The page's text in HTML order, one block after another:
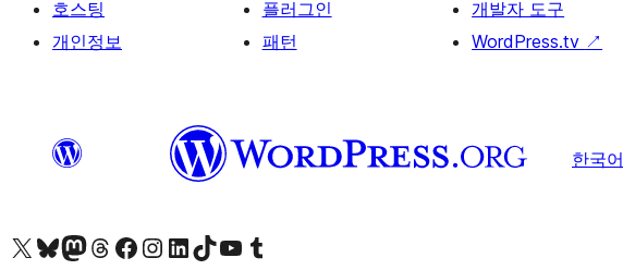
호스팅
개인정보
플러그인
패턴
개발자 도구
WordPress.tv ↗
한국어
X(이전 트위터) 계정 방문하기블루스카이 계정 방문하기마스토돈 계정 방문하기스레드 계정 방문하기 페이스북 페이지 방문하기인스타그램 계정 방문하기 LinkedIn 계정 방문하기틱톡 계정 방문하기유튜브 채널 방문하기 텀블러 계정 방문하기